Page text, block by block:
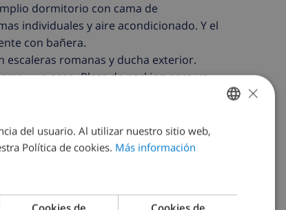
dormitorio con cama de
individuales y aire acondicionado. Y el
con bañera.
escaleras romanas y ducha exterior.
y un aseo. Plaza de parking para un
con facilidad al centro de Calpe 2
SPANISH
DUTCH
SPANISH
×
del usuario. Al utilizar nuestro sitio web,
Política de cookies. Más información